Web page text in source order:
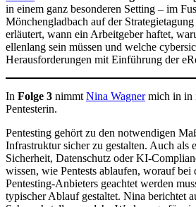
in einem ganz besonderen Setting – im
Mönchengladbach auf der
erläutert, wann ein Arbeitgeber haftet,
ellenlang sein müssen und welche
Herausforderungen mit Einführung der
In Folge 3 nimmt Nina Wagnermich in in
Pentesterin.
Pentesting gehört zu den notwendigen
Infrastruktur sicher zu gestalten. Auch als
Sicherheit, Datenschutz oder KI-
wissen, wie Pentests ablaufen, worauf bei
Pentesting-Anbieters geachtet werden
typischer Ablauf gestaltet. Nina berichtet